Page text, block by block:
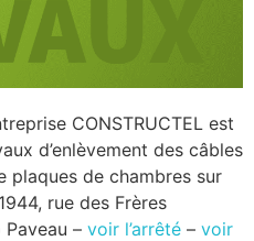
CONSTRUCTEL est
d’enlèvement des câbles
plaques de chambres sur
rue des Frères
– voir l’arrêté – voir